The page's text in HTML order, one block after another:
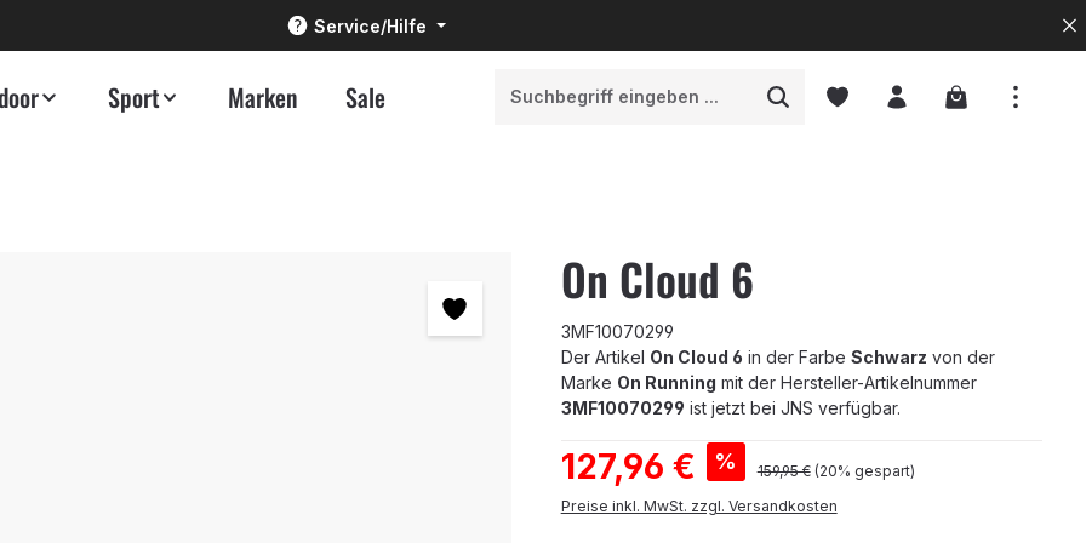
Service/Hilfe
Sport Marken Sale Warenkorb
On Cloud 6
3MF10070299
Der Artikel On Cloud 6 in der Farbe Schwarz von der
Marke On Running mit der Hersteller-Artikelnummer
3MF10070299 ist jetzt bei JNS verfügbar.
Verkaufspreis:
127,96 € % Regulärer Preis:
159,95 € (20% gespart)
Preise inkl. MwSt. zzgl. Versandkosten